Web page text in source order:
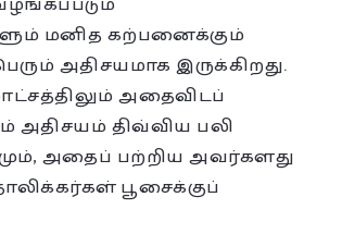
மனித கற்பனைக்கும்
அதிசயமாக இருக்கிறது.
அதைவிடப்
அதிசயம் திவ்விய பலி
அதைப் பற்றிய அவர்களது
பூசைக்குப்